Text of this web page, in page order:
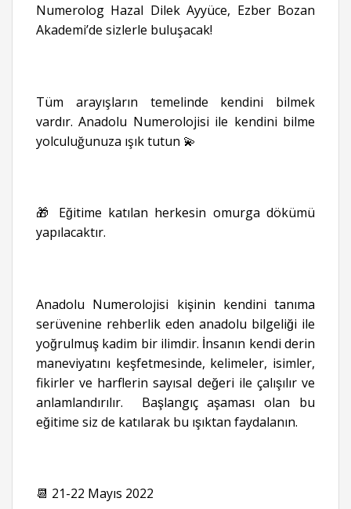
Numerolog Hazal Dilek Ayyüce, Ezber Bozan
Akademi’de sizlerle buluşacak!
Tüm arayışların temelinde kendini bilmek
vardır. Anadolu Numerolojisi ile kendini bilme
yolculuğunuza ışık tutun 💫
🎁 Eğitime katılan herkesin omurga dökümü
yapılacaktır.
Anadolu Numerolojisi kişinin kendini tanıma
serüvenine rehberlik eden anadolu bilgeliği ile
yoğrulmuş kadim bir ilimdir. İnsanın kendi derin
maneviyatını keşfetmesinde, kelimeler, isimler,
fikirler ve harflerin sayısal değeri ile çalışılır ve
anlamlandırılır. Başlangıç aşaması olan bu
eğitime siz de katılarak bu ışıktan faydalanın.
📆 21-22 Mayıs 2022